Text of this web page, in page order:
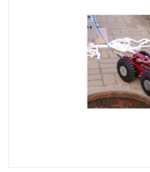
供热管道漏水
自来水管漏水
高压车疏通清淤